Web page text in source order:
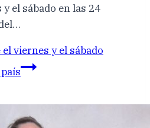
el sábado en las 24
viernes y el sábado